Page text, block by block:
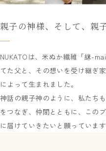
親子の神様、そして、親
NUKATOは、米ぬか繊維「䋛-
てた父と、その想いを受け継ぎ
によって生まれました。
神話の親子神のように、私たち
をつなぎ、仲間とともに、この
に届けていきたいと願っています